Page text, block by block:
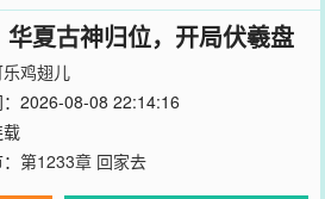
华夏古神归位，开局伏羲盘
鸡翅儿
：2026-08-08 22:14:16
第1233章 回家去